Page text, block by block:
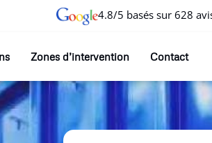
4.8/5 basés sur 628
Zones d’intervention Contact